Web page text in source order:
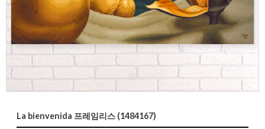
La bienvenida 프레임리스 (1484167)